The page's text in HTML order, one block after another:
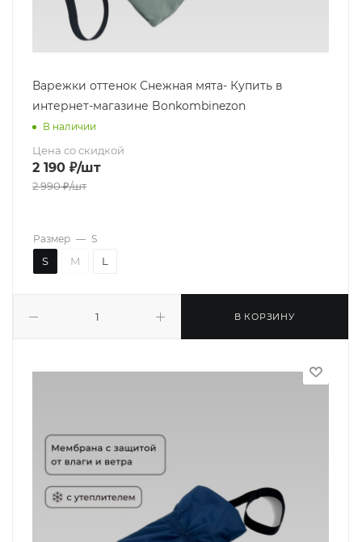
Варежки оттенок Снежная мята- Купить в
интернет-магазине Bonkombinezon
В наличии
Цена со скидкой
2 190 ₽/шт
2 990₽/шт
В КОРЗИНУ
Размер — S
S M L